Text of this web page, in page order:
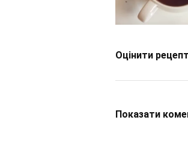
Оцінити рецепт
Показати